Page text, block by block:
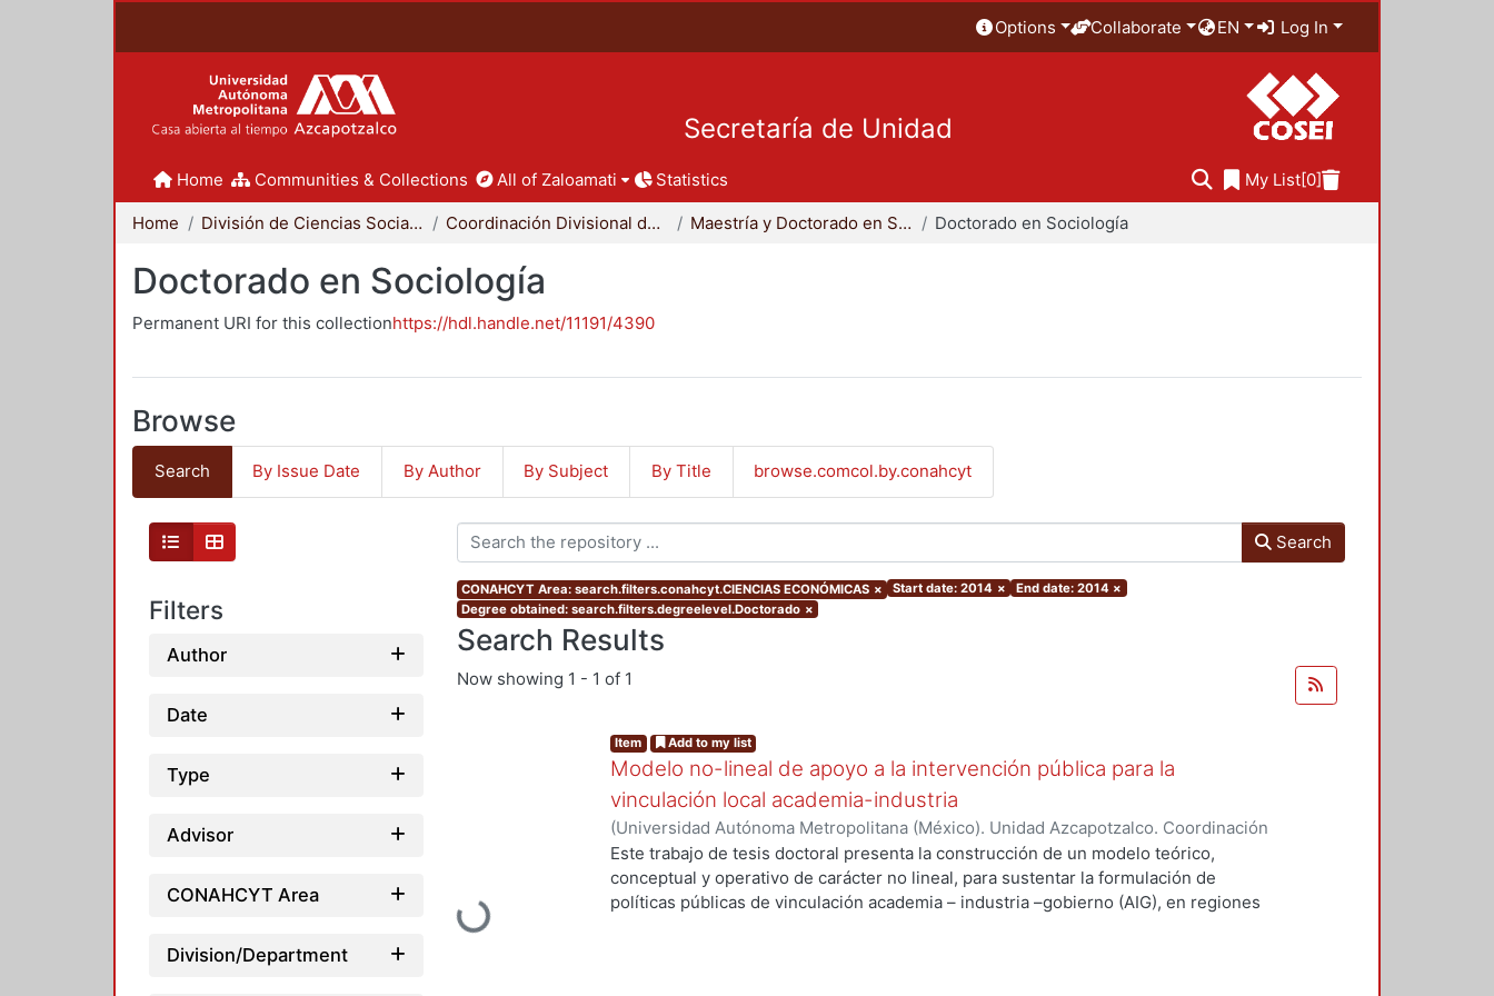
Options Collaborate EN Log In
Secretaría de Unidad
Home Communities & Collections All of Zaloamati Statistics My List[0]
Home División de Ciencias Sociales y Humanidades Coordinación Divisional de Posgrado Maestría y Doctorado en Sociología Doctorado en Sociología
Doctorado en Sociología
Permanent URI for this collectionhttps://hdl.handle.net/11191/4390
Browse
Search By Issue Date By Author By Subject By Title browse.comcol.by.conahcyt
Filters
Author
Date
Type
Advisor
CONAHCYT Area
Division/Department
Search
CONAHCYT Area: search.filters.conahcyt.CIENCIAS ECONÓMICAS × Start date: 2014 × End date: 2014 ×
Degree obtained: search.filters.degreelevel.Doctorado ×
Search Results
Now showing 1 - 1 of 1
Loading...
Item Add to my list
Modelo no-lineal de apoyo a la intervención pública para la
vinculación local academia-industria
(Universidad Autónoma Metropolitana (México). Unidad Azcapotzalco. Coordinación
de Servicios de Información., 2014-03-24)ALMANZA - MARQUEZ, SILVIA IRENE
Este trabajo de tesis doctoral presenta la construcción de un modelo teórico,
conceptual y operativo de carácter no lineal, para sustentar la formulación de
políticas públicas de vinculación academia – industria –gobierno (AIG), en regiones